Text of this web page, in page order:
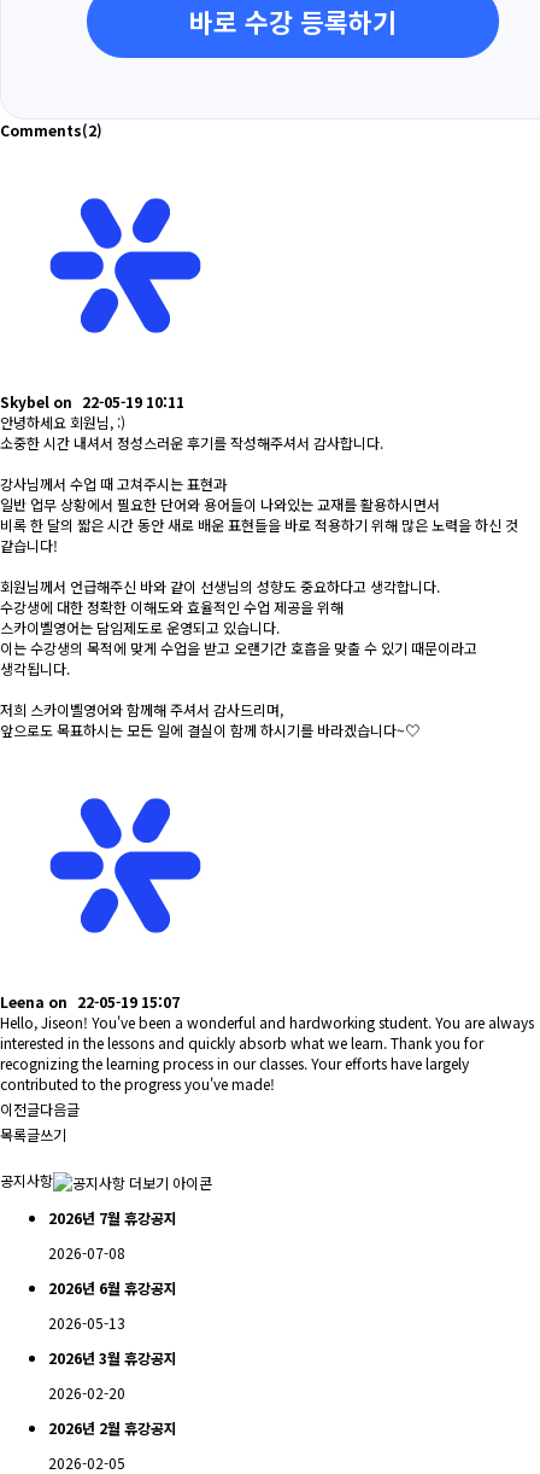
바로 수강 등록하기
Comments(2)
Skybel on 22-05-19 10:11
안녕하세요 회원님, :)
소중한 시간 내셔서 정성스러운 후기를 작성해주셔서 감사합니다.
강사님께서 수업 때 고쳐주시는 표현과
일반 업무 상황에서 필요한 단어와 용어들이 나와있는 교재를 활용하시면서
비록 한 달의 짧은 시간 동안 새로 배운 표현들을 바로 적용하기 위해 많은 노력을 하신 것
같습니다!
회원님께서 언급해주신 바와 같이 선생님의 성향도 중요하다고 생각합니다.
수강생에 대한 정확한 이해도와 효율적인 수업 제공을 위해
스카이벨영어는 담임제도로 운영되고 있습니다.
이는 수강생의 목적에 맞게 수업을 받고 오랜기간 호흡을 맞출 수 있기 때문이라고
생각됩니다.
저희 스카이벨영어와 함께해 주셔서 감사드리며,
앞으로도 목표하시는 모든 일에 결실이 함께 하시기를 바라겠습니다~♡
Leena on 22-05-19 15:07
Hello, Jiseon! You've been a wonderful and hardworking student. You are always
interested in the lessons and quickly absorb what we learn. Thank you for
recognizing the learning process in our classes. Your efforts have largely
contributed to the progress you've made!
이전글다음글
목록글쓰기
공지사항
2026년 7월 휴강공지
2026-07-08
2026년 6월 휴강공지
2026-05-13
2026년 3월 휴강공지
2026-02-20
2026년 2월 휴강공지
2026-02-05